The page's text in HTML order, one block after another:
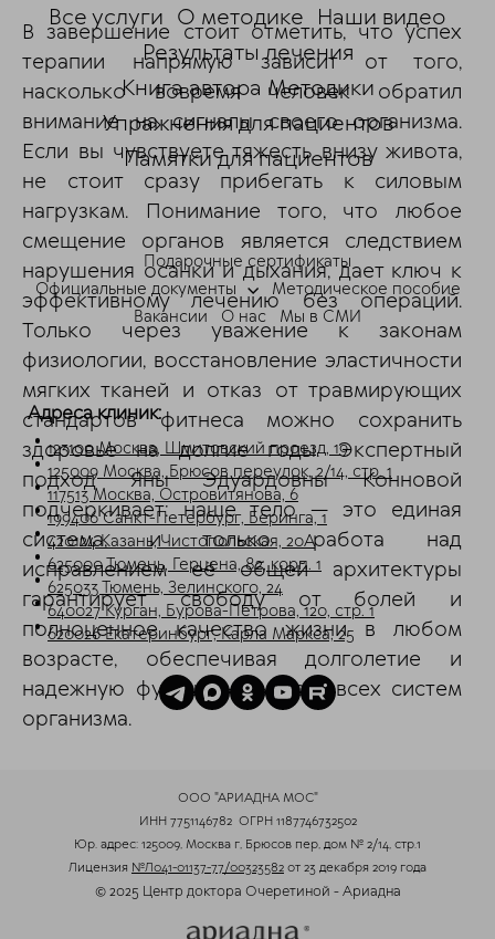
В завершение стоит отметить, что успех
терапии напрямую зависит от того,
насколько вовремя человек обратил
внимание на сигналы своего организма.
Если вы чувствуете тяжесть внизу живота,
не стоит сразу прибегать к силовым
нагрузкам. Понимание того, что любое
смещение органов является следствием
нарушения осанки и дыхания, дает ключ к
эффективному лечению без операций.
Только через уважение к законам
физиологии, восстановление эластичности
мягких тканей и отказ от травмирующих
стандартов фитнеса можно сохранить
здоровье на долгие годы. Экспертный
подход Яны Эдуардовны Конновой
подчеркивает: наше тело — это единая
система, и только работа над
исправлением её общей архитектуры
гарантирует свободу от болей и
полноценное качество жизни в любом
возрасте, обеспечивая долголетие и
надежную функциональность всех систем
организма.
Все услуги О методике Наши видео
Результаты лечения
Книга автора Методики
Упражнения для пациентов
Памятки для пациентов
Подарочные сертификаты
Официальные документы
Методическое пособие
Вакансии
О нас Мы в СМИ
Адреса клиник:
123100 Москва, Шмитовский проезд, 19
125009 Москва, Брюсов переулок, 2/14, стр. 1
117513 Москва, Островитянова, 6
199406 Санкт-Петербург, Беринга, 1
420124 Казань, Чистопольская, 20А
625000 Тюмень, Герцена, 82, корп. 1
625033 Тюмень, Зелинского, 24
640027 Курган, Бурова-Петрова, 120, стр. 1
620026 Екатеринбург, Карла Маркса, 25
ООО "АРИАДНА МОС"
ИНН 7751146782 ОГРН 1187746732502
Юр. адрес: 125009, Москва г, Брюсов пер, дом № 2/14, стр.1
Лицензия №Л041-01137-77/00323582 от 23 декабря 2019 года
© 2025 Центр доктора Очеретиной - Ариадна
ChatApp
online
Мессенджеры
Свяжитесь с нами через любой удобный
мессенджер!
Telegram Max